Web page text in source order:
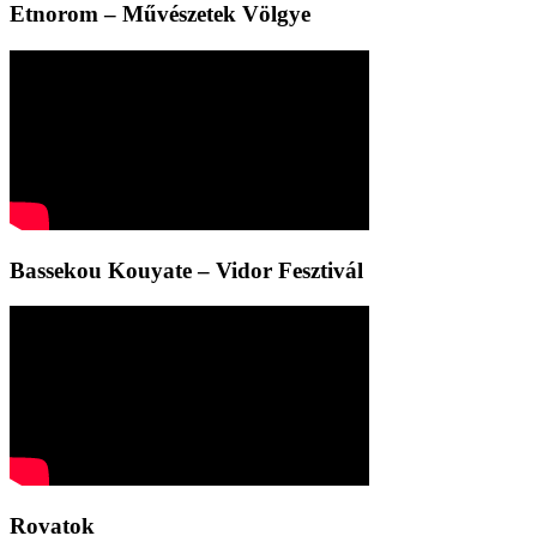
Etnorom – Művészetek Völgye
Bassekou Kouyate – Vidor Fesztivál
Rovatok